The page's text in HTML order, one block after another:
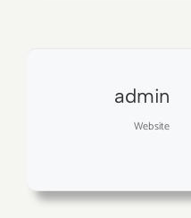
admin
Website